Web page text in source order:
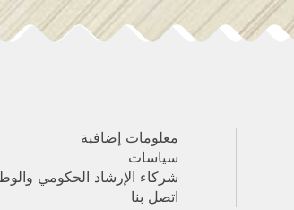
معلومات إضافية
سياسات
شركاء الإرشاد الحكومي
اتصل بنا